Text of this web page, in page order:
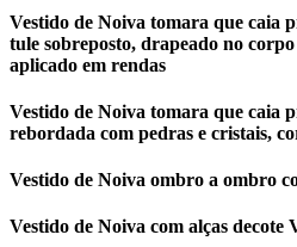
Vestido de Noiva tomara que caia
tule sobreposto, drapeado no
aplicado em rendas
Vestido de Noiva tomara que caia
rebordada com pedras e cristais,
Vestido de Noiva ombro a ombro
Vestido de Noiva com alças decote